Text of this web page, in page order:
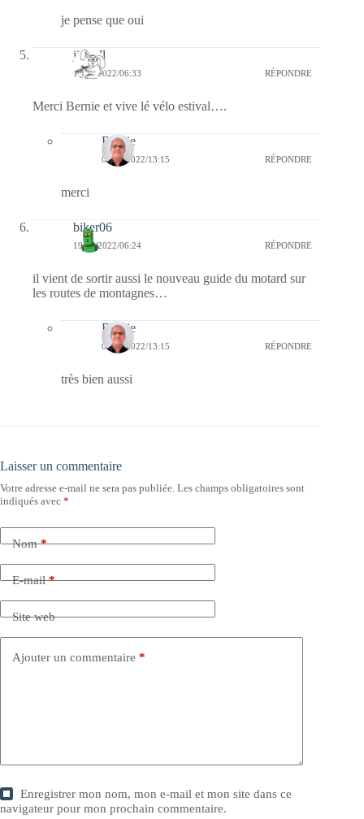
je pense que oui
jill bill
19/04/2022/06:33 RÉPONDRE
Merci Bernie et vive lé vélo estival….
Bernie
09/05/2022/13:15 RÉPONDRE
merci
biker06
19/04/2022/06:24 RÉPONDRE
il vient de sortir aussi le nouveau guide du motard sur
les routes de montagnes…
Bernie
09/05/2022/13:15 RÉPONDRE
très bien aussi
Laisser un commentaire
Votre adresse e-mail ne sera pas publiée. Les champs obligatoires sont
indiqués avec *
Nom*
E-mail*
Site web
Ajouter un commentaire *
Enregistrer mon nom, mon e-mail et mon site dans ce
navigateur pour mon prochain commentaire.